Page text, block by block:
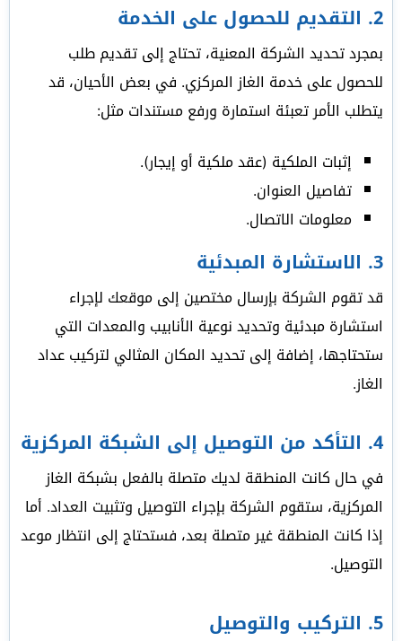
2. التقديم للحصول على الخدمة
بمجرد تحديد الشركة المعنية، تحتاج إلى تقديم طلب
للحصول على خدمة الغاز المركزي. في بعض الأحيان، قد
يتطلب الأمر تعبئة استمارة ورفع مستندات مثل:
إثبات الملكية (عقد ملكية أو إيجار).
تفاصيل العنوان.
معلومات الاتصال.
3. الاستشارة المبدئية
قد تقوم الشركة بإرسال مختصين إلى موقعك لإجراء
استشارة مبدئية وتحديد نوعية الأنابيب والمعدات التي
ستحتاجها، إضافة إلى تحديد المكان المثالي لتركيب عداد
الغاز.
4. التأكد من التوصيل إلى الشبكة المركزية
في حال كانت المنطقة لديك متصلة بالفعل بشبكة الغاز
المركزية، ستقوم الشركة بإجراء التوصيل وتثبيت العداد. أما
إذا كانت المنطقة غير متصلة بعد، فستحتاج إلى انتظار موعد
التوصيل.
5. التركيب والتوصيل